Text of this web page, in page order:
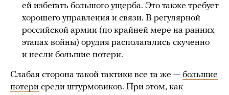
ей избегать большого ущерба. Это также требует
хорошего управления и связи. В регулярной
российской армии (по крайней мере на ранних
этапах войны) орудия располагались скученно
и несли большие потери.
Слабая сторона такой тактики все та же — большие
потери среди штурмовиков. При этом, как